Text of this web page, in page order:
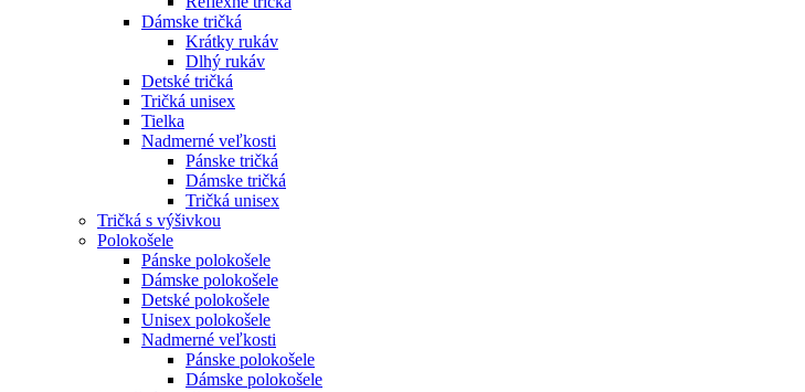
Dámske tričká
Krátky rukáv
Dlhý rukáv
Detské tričká
Tričká unisex
Tielka
Nadmerné veľkosti
Pánske tričká
Dámske tričká
Tričká unisex
Tričká s výšivkou
Polokošele
Pánske polokošele
Dámske polokošele
Detské polokošele
Unisex polokošele
Nadmerné veľkosti
Pánske polokošele
Dámske polokošele